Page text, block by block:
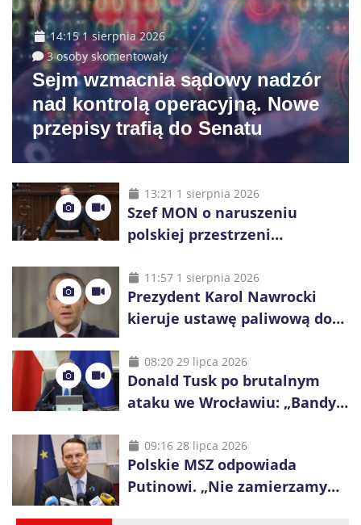
14:15 1 sierpnia 2026
3 osoby skomentowały
Sejm wzmacnia sądowy nadzór
nad kontrolą operacyjną. Nowe
przepisy trafią do Senatu
13:21 1 sierpnia 2026
Szef MON o naruszeniu
polskiej przestrzeni
zostałaby zestrzelona”
11:57 1 sierpnia 2026
Prezydent Karol Nawrocki
kieruje ustawę paliwową do
Ostrzega przed podwyżkami
08:20 29 lipca 2026
Donald Tusk po brutalnym
ataku we Wrocławiu: „Bandyci
polskich ulicach”
09:16 28 lipca 2026
Polskie MSZ odpowiada
Putinowi. „Nie zamierzamy